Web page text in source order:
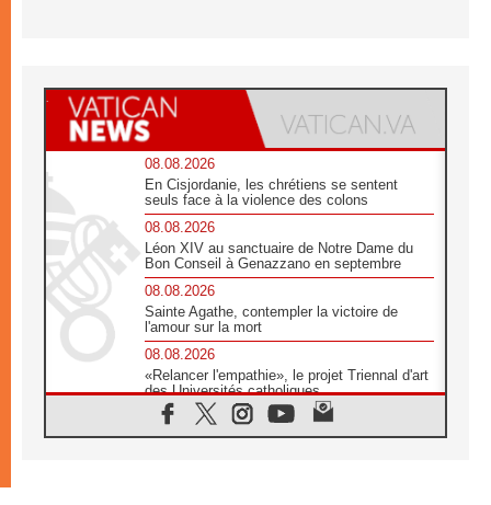
08.08.2026
En Cisjordanie, les chrétiens se sentent
seuls face à la violence des colons
08.08.2026
Léon XIV au sanctuaire de Notre Dame du
Bon Conseil à Genazzano en septembre
08.08.2026
Sainte Agathe, contempler la victoire de
l'amour sur la mort
08.08.2026
«Relancer l'empathie», le projet Triennal d'art
des Universités catholiques
08.08.2026
Signis 2026, donner la parole aux religieuses